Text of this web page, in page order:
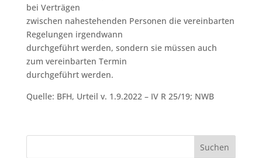
bei Verträgen
zwischen nahestehenden Personen die vereinbarten
Regelungen irgendwann
durchgeführt werden, sondern sie müssen auch
zum vereinbarten Termin
durchgeführt werden.
Quelle: BFH, Urteil v. 1.9.2022 – IV R 25/19; NWB